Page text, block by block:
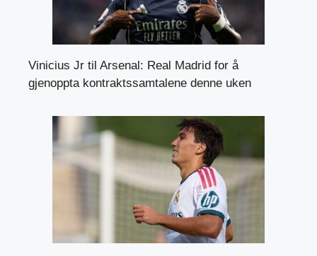
Vinicius Jr til Arsenal: Real Madrid for å
gjenoppta kontraktssamtalene denne uken